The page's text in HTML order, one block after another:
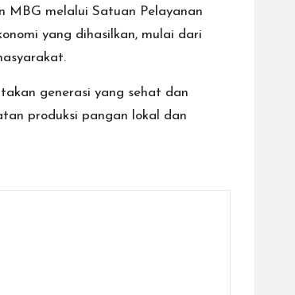
MBG melalui Satuan Pelayanan
yang dihasilkan, mulai dari
generasi yang sehat dan
produksi pangan lokal dan